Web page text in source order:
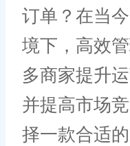
订单？在当
境下，高效
多商家提升
并提高市场
择一款合适